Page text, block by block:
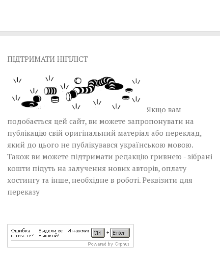
ПІДТРИМАТИ НІГІЛІСТ
Якщо вам
подобається цей сайт, ви можете запропонувати на
публікацію свій оригінальний матеріал або переклад,
який до цього не публікувався українською мовою.
Також ви можете підтримати редакцію гривнею - зібрані
кошти підуть на залучення нових авторів, оплату
хостингу та інше, необхідне в роботі. Реквізити для
переказу